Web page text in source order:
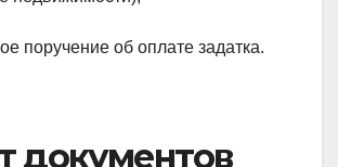
поручение об оплате задатка.
документов